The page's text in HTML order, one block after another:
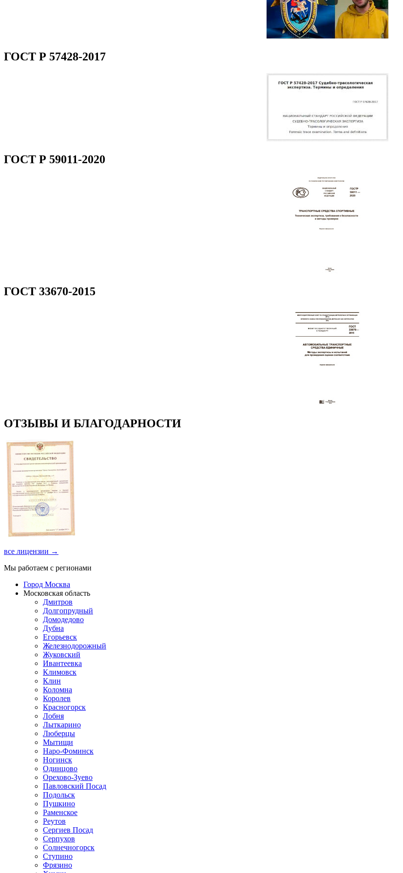
ГОСТ Р 57428-2017
ГОСТ Р 59011-2020
ГОСТ 33670-2015
ОТЗЫВЫ И БЛАГОДАРНОСТИ
все лицензии →
Мы работаем с регионами
Город Москва
Московская область
Дмитров
Долгопрудный
Домодедово
Дубна
Егорьевск
Железнодорожный
Жуковский
Ивантеевка
Климовск
Клин
Коломна
Королев
Красногорск
Лобня
Лыткарино
Люберцы
Мытищи
Наро-Фоминск
Ногинск
Одинцово
Орехово-Зуево
Павловский Посад
Подольск
Пушкино
Раменское
Реутов
Сергиев Посад
Серпухов
Солнечногорск
Ступино
Фрязино